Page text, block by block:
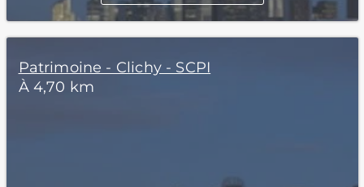
Patrimoine - Clichy - SCPI
À 4,70 km